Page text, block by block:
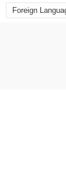
Foreign